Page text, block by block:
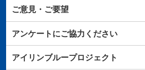
ご意見・ご要望
アンケートにご協力ください
アイリンブループロジェクト